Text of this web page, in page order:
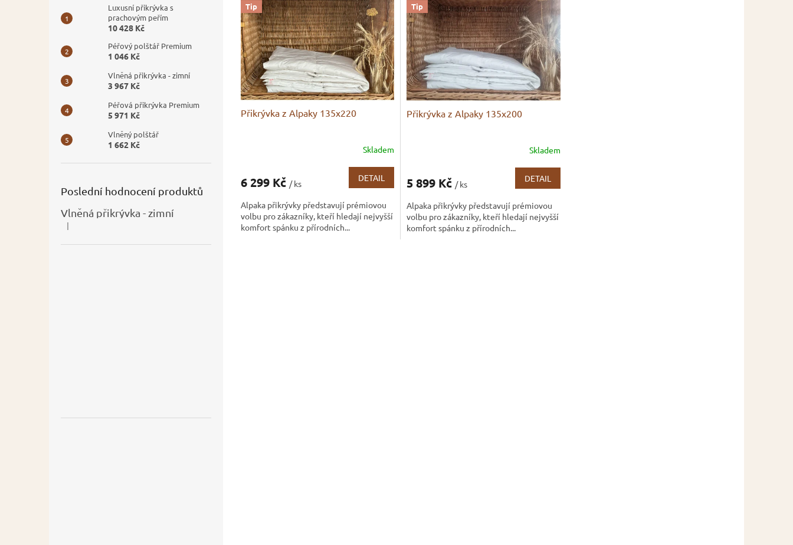
Luxusní přikrývka s
prachovým peřím
10 428 Kč
Péřový polštář Premium
1 046 Kč
Vlněná přikrývka - zimní
3 967 Kč
Péřová přikrývka Premium
5 971 Kč
Vlněný polštář
1 662 Kč
Poslední hodnocení produktů
Vlněná přikrývka - zimní
Hodnocení produktu je 5 z 5 hvězdiček.
|
p
o
d
p
p
o
d
Tip
Přikrývka z Alpaky 135x220
Skladem
6 299 Kč / ks
DETAIL
Alpaka přikrývky představují prémiovou
volbu pro zákazníky, kteří hledají nejvyšší
komfort spánku z přírodních...
Tip
Přikrývka z Alpaky 135x200
Skladem
5 899 Kč / ks
DETAIL
Alpaka přikrývky představují prémiovou
volbu pro zákazníky, kteří hledají nejvyšší
komfort spánku z přírodních...